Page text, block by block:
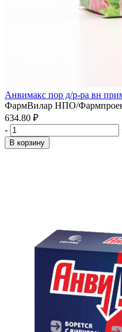
Анвимакс пор д/р-ра вн
ФармВилар НПО/
634.80 ₽
-
В корзину